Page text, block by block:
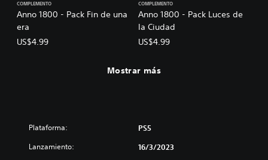
Anno 1800 - Pack Fin de una
era
COMPLEMENTO
US$4.99
Anno 1800 - Pack Luces de
la Ciudad
COMPLEMENTO
US$4.99
Mostrar más
Plataforma: PS5
Lanzamiento: 16/3/2023